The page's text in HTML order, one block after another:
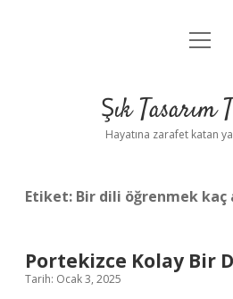
Anasayfa
Yasal
menüyü
Şık Tasarım
Hayatına zarafet katan
Etiket: Bir dili öğrenmek kaç
Portekizce Kolay Bir
Tarih: Ocak 3, 2025